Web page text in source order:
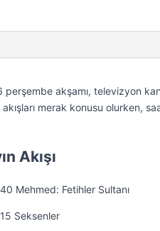
perşembe akşamı, televizyon
merak konusu olurken,
Akışı
Mehmed: Fetihler Sultanı
Seksenler